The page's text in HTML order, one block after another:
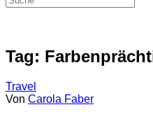
Tag:
Travel
Von Carola Faber